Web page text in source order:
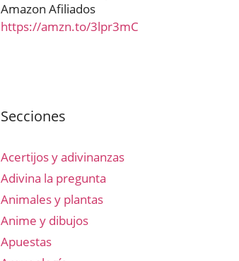
Amazon Afiliados
https://amzn.to/3lpr3mC
Secciones
Acertijos y adivinanzas
Adivina la pregunta
Animales y plantas
Anime y dibujos
Apuestas